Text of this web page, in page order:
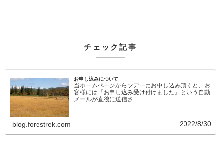
チェック記事
お申し込みについて
当ホームページからツアーにお申し込み頂くと、お
客様には『お申し込み受け付けました』という自動
メールが直後に送信さ…
blog.forestrek.com 2022/8/30